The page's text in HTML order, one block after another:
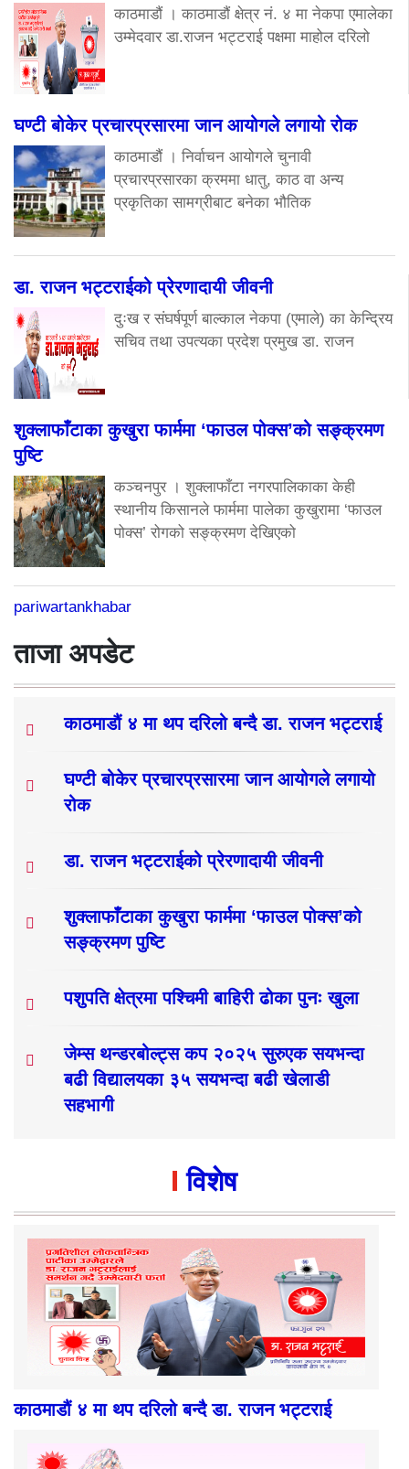
काठमाडौं । काठमाडौं क्षेत्र नं. ४ मा नेकपा एमालेका
उम्मेदवार डा.राजन भट्टराई पक्षमा माहोल दरिलो
घण्टी बोकेर प्रचारप्रसारमा जान आयोगले लगायो रोक
काठमाडौं । निर्वाचन आयोगले चुनावी
प्रचारप्रसारका क्रममा धातु, काठ वा अन्य
प्रकृतिका सामग्रीबाट बनेका भौतिक
डा. राजन भट्टराईको प्रेरणादायी जीवनी
दुःख र संघर्षपूर्ण बाल्काल नेकपा (एमाले) का केन्द्रिय
सचिव तथा उपत्यका प्रदेश प्रमुख डा. राजन
शुक्लाफाँटाका कुखुरा फार्ममा ‘फाउल पोक्स’को सङ्क्रमण
पुष्टि
कञ्चनपुर । शुक्लाफाँटा नगरपालिकाका केही
स्थानीय किसानले फार्ममा पालेका कुखुरामा ‘फाउल
पोक्स’ रोगको सङ्क्रमण देखिएको
pariwartankhabar
ताजा अपडेट
काठमाडौं ४ मा थप दरिलो बन्दै डा. राजन भट्टराई
घण्टी बोकेर प्रचारप्रसारमा जान आयोगले लगायो
रोक
डा. राजन भट्टराईको प्रेरणादायी जीवनी
शुक्लाफाँटाका कुखुरा फार्ममा ‘फाउल पोक्स’को
सङ्क्रमण पुष्टि
पशुपति क्षेत्रमा पश्चिमी बाहिरी ढोका पुनः खुला
जेम्स थन्डरबोल्ट्स कप २०२५ सुरुएक सयभन्दा
बढी विद्यालयका ३५ सयभन्दा बढी खेलाडी
सहभागी
विशेष
काठमाडौं ४ मा थप दरिलो बन्दै डा. राजन भट्टराई